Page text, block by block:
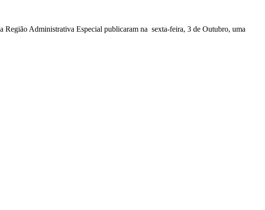
Região Administrativa Especial publicaram na sexta-feira, 3 de Outubro, uma